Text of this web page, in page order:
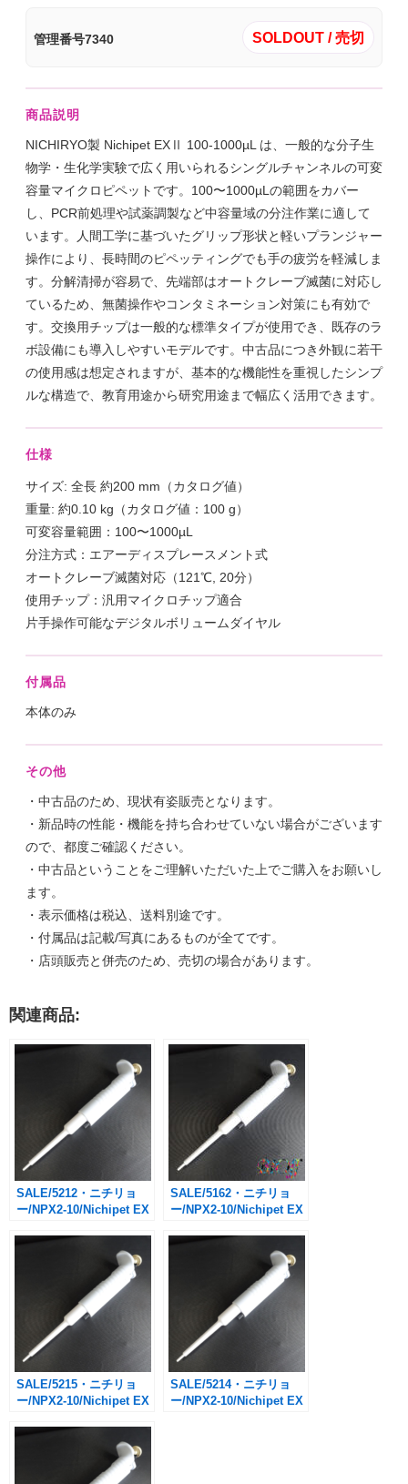
管理番号7340 SOLDOUT / 売切
商品説明
NICHIRYO製 Nichipet EXⅡ 100-1000µL は、一般的な分子生
物学・生化学実験で広く用いられるシングルチャンネルの可変
容量マイクロピペットです。100〜1000µLの範囲をカバー
し、PCR前処理や試薬調製など中容量域の分注作業に適して
います。人間工学に基づいたグリップ形状と軽いプランジャー
操作により、長時間のピペッティングでも手の疲労を軽減しま
す。分解清掃が容易で、先端部はオートクレーブ滅菌に対応し
ているため、無菌操作やコンタミネーション対策にも有効で
す。交換用チップは一般的な標準タイプが使用でき、既存のラ
ボ設備にも導入しやすいモデルです。中古品につき外観に若干
の使用感は想定されますが、基本的な機能性を重視したシンプ
ルな構造で、教育用途から研究用途まで幅広く活用できます。
仕様
サイズ: 全長 約200 mm（カタログ値）
重量: 約0.10 kg（カタログ値：100 g）
可変容量範囲：100〜1000µL
分注方式：エアーディスプレースメント式
オートクレーブ滅菌対応（121℃, 20分）
使用チップ：汎用マイクロチップ適合
片手操作可能なデジタルボリュームダイヤル
付属品
本体のみ
その他
・中古品のため、現状有姿販売となります。
・新品時の性能・機能を持ち合わせていない場合がございます
ので、都度ご確認ください。
・中古品ということをご理解いただいた上でご購入をお願いし
ます。
・表示価格は税込、送料別途です。
・付属品は記載/写真にあるものが全てです。
・店頭販売と併売のため、売切の場合があります。
関連商品:
SALE/5212・ニチリョ
ー/NPX2-10/Nichipet EX
￥6,600→￥3,300(税込・
SALE/5162・ニチリョ
ー/NPX2-10/Nichipet EX
￥6,600→￥3,300(税込・
SALE/5215・ニチリョ
ー/NPX2-10/Nichipet EX
￥6,600→￥3,300(税込・
SALE/5214・ニチリョ
ー/NPX2-10/Nichipet EX